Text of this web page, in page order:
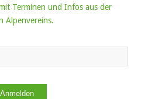
Terminen und Infos aus der
Alpenvereins.
Anmelden